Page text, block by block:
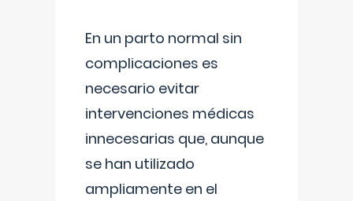
En un parto normal sin
complicaciones es
necesario evitar
intervenciones médicas
innecesarias que, aunque
se han utilizado
ampliamente en el